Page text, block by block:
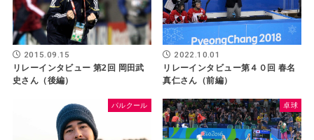
2015.09.15
リレーインタビュー 第2回 岡田武
史さん（後編）
2022.10.01
リレーインタビュー第４０回 春名
真仁さん（前編）
パルクール 卓球